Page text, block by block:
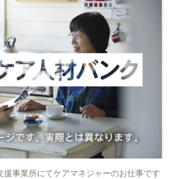
援事業所にてケアマネジャーのお仕事です